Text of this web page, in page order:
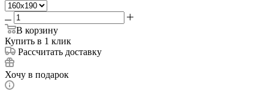
В корзину
Купить в 1 клик
Рассчитать доставку
Хочу в подарок